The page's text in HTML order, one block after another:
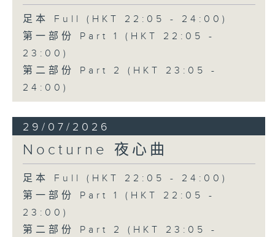
足本 Full (HKT 22:05 - 24:00)
第一部份 Part 1 (HKT 22:05 -
23:00)
第二部份 Part 2 (HKT 23:05 -
24:00)
29/07/2026
Nocturne 夜心曲
足本 Full (HKT 22:05 - 24:00)
第一部份 Part 1 (HKT 22:05 -
23:00)
第二部份 Part 2 (HKT 23:05 -